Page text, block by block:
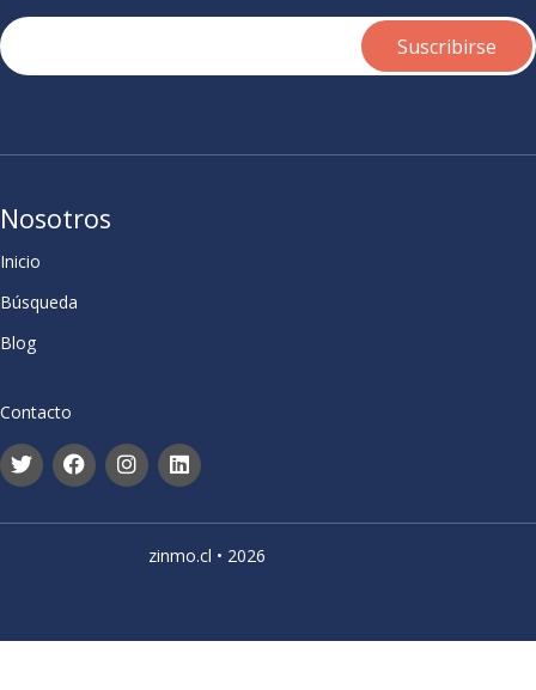
Nosotros
Inicio
Búsqueda
Blog
Contacto
zinmo.cl • 2026